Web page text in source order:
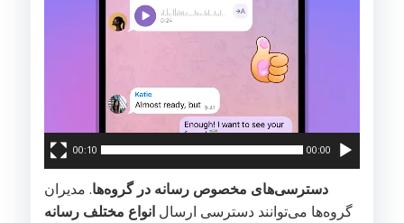
00:00
00:10
دسترسی‌های مخصوص رسانه در گروه‌ها. مدیران
گروه‌ها می‌توانند دسترسی ارسال انواع مختلف رسانه